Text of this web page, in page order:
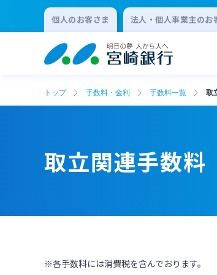
個人のお客さま 法人・個人事業主のお
トップ 手数料・金利 手数料一覧 取
取立関連手数料
※各手数料には消費税を含んでおります。